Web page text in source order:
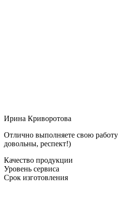
Ирина Криворотова
Отлично выполняете свою
довольны, респект!)
Качество продукции
Уровень сервиса
Срок изготовления